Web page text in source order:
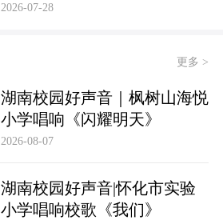
2026-07-28
更多 >
湖南校园好声音｜枫树山海悦
小学唱响《闪耀明天》
2026-08-07
湖南校园好声音|怀化市实验
小学唱响校歌《我们》